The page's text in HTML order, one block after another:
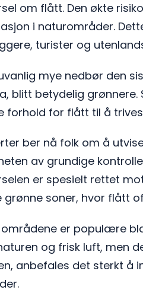
om flått. Den økte
i naturområder.
turister og
mye nedbør den
blitt betydelig
forhold for flått til å
ber nå folk om å
av grundige
er spesielt rettet
grønne soner, hvor flått
områdene er populære
og frisk luft, men
anbefales det sterkt å